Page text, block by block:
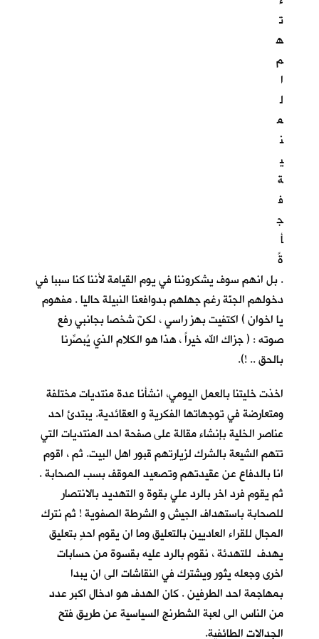
ت
ه
م
ا
ل
م
ن
ي
ة
ف
ج
أ
ةً
. بل انهم سوف يشكروننا في يوم القيامة لأننا كنا سببا في
دخولهم الجنّة رغم جهلهم بدوافعنا النبيلة حاليا . مفهوم
يا اخوان ) اكتفيت بهز راسي ، لكنّ شخصا بجانبي رفع
صوته : ( جزاك الله خيراً ، هذا هو الكلام الذي يُبصِّرنا
بالحق .. !).
اخذت خليتنا بالعمل اليومي، انشأنا عدة منتديات مختلفة
ومتعارضة في توجهاتها الفكرية و العقائدية. يبتدئ احد
عناصر الخلية بإنشاء مقالة على صفحة احد المنتديات التي
تتهم الشيعة بالشرك لزيارتهم قبور اهل البيت. ثم ، اقوم
انا بالدفاع عن عقيدتهم وتصعيد الموقف بسب الصحابة .
ثم يقوم فرد اخر بالرد علي بقوة و التهديد بالانتصار
للصحابة باستهداف الجيش و الشرطة الصفوية ! ثم نترك
المجال للقراء العاديين بالتعليق وما ان يقوم احدٍ بتعليق
يهدف للتهدئة ، نقوم بالرد عليه بقسوة من حسابات
اخرى وجعله يثور ويشترك في النقاشات الى ان يبدا
بمهاجمة احد الطرفين . كان الهدف هو ادخال اكبر عدد
من الناس الى لعبة الشطرنج السياسية عن طريق فتح
الجدالات الطائفية.